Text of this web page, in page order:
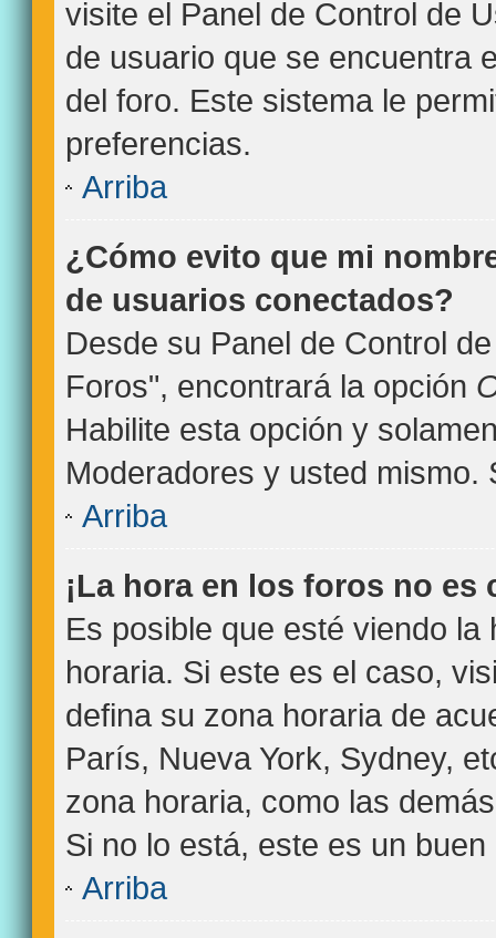
visite el Panel de Control de
de usuario que se encuentra
del foro. Este sistema le
preferencias.
Arriba
¿Cómo evito que mi
de usuarios conectados?
Desde su Panel de Control
Foros", encontrará la opción
Habilite esta opción y
Moderadores y usted
Arriba
¡La hora en los foros no es
Es posible que esté viendo
horaria. Si este es el caso,
defina su zona horaria de
París, Nueva York, Sydney,
zona horaria, como las
Si no lo está, este es un
Arriba